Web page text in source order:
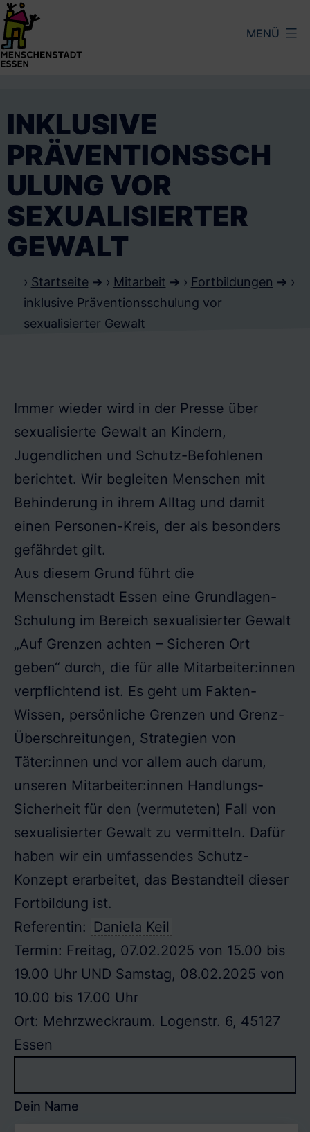
Zum
Inhalt
springen
MENÜ
INKLUSIVE
PRÄVENTIONSSCH
ULUNG VOR
SEXUALISIERTER
GEWALT
› Startseite➔ › Mitarbeit ➔ › Fortbildungen ➔ ›
inklusive Präventionsschulung vor
sexualisierter Gewalt
Immer wieder wird in der Presse über
sexualisierte Gewalt an Kindern,
Jugendlichen und Schutz-Befohlenen
berichtet. Wir begleiten Menschen mit
Behinderung in ihrem Alltag und damit
einen Personen-Kreis, der als besonders
gefährdet gilt.
Aus diesem Grund führt die
Menschenstadt Essen eine Grundlagen-
Schulung im Bereich sexualisierter Gewalt
„Auf Grenzen achten – Sicheren Ort
geben“ durch, die für alle Mitarbeiter:innen
verpflichtend ist. Es geht um Fakten-
Wissen, persönliche Grenzen und Grenz-
Überschreitungen, Strategien von
Täter:innen und vor allem auch darum,
unseren Mitarbeiter:innen Handlungs-
Sicherheit für den (vermuteten) Fall von
sexualisierter Gewalt zu vermitteln. Dafür
haben wir ein umfassendes Schutz-
Konzept erarbeitet, das Bestandteil dieser
Fortbildung ist.
Referentin: Daniela Keil
Termin: Freitag, 07.02.2025 von 15.00 bis
19.00 Uhr UND Samstag, 08.02.2025 von
10.00 bis 17.00 Uhr
Ort: Mehrzweckraum. Logenstr. 6, 45127
Essen
Dein Name